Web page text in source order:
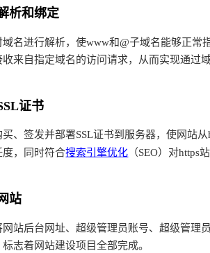
析和绑定
进行解析，使www和@子域名能够正常
收来自指定域名的访问请求，从而实现通过
证书
签发并部署SSL证书到服务器，使网站从
度，同时符合搜索引擎优化 （SEO）对https
站
后台网址、超级管理员账号、超级管理员
标志着网站建设项目全部完成。